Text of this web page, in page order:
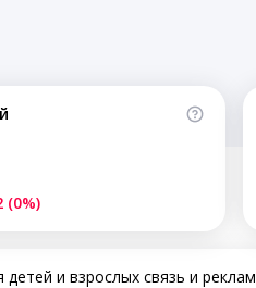
(0%)
и взрослых связь и